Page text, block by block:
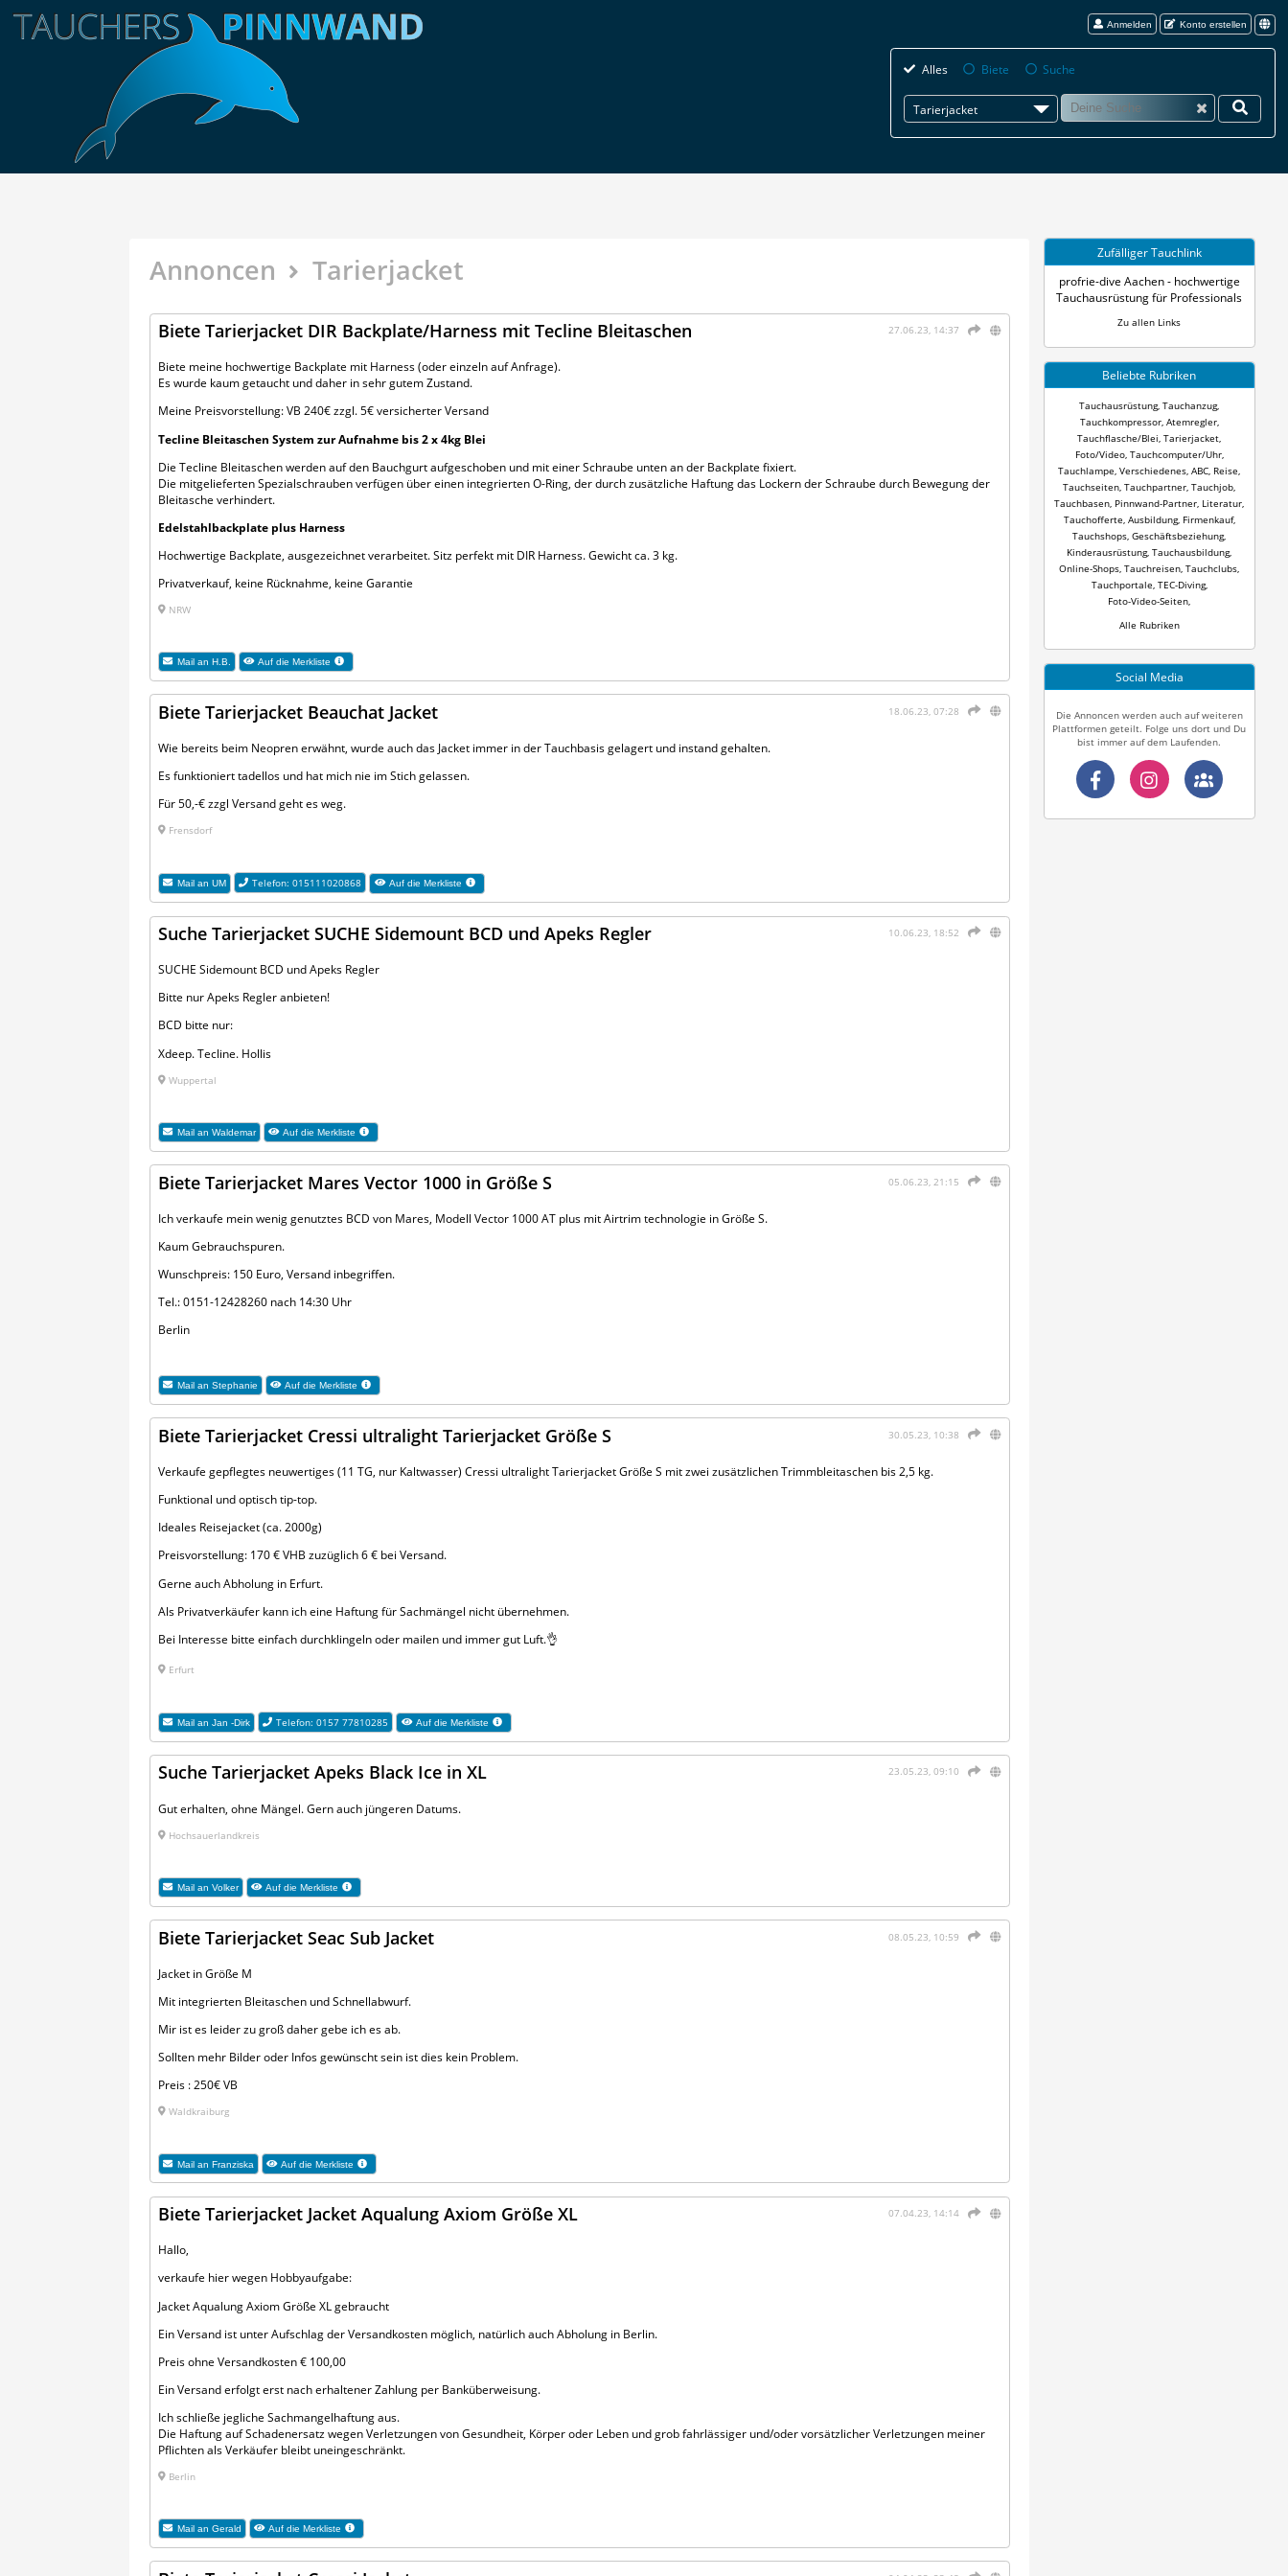
Anmelden Konto erstellen
Alles Biete Suche
Tarierjacket
Annoncen Tarierjacket
27.06.23, 14:37
Biete Tarierjacket DIR Backplate/Harness mit Tecline Bleitaschen
Biete meine hochwertige Backplate mit Harness (oder einzeln auf Anfrage).
Es wurde kaum getaucht und daher in sehr gutem Zustand.
Meine Preisvorstellung: VB 240€ zzgl. 5€ versicherter Versand
Tecline Bleitaschen System zur Aufnahme bis 2 x 4kg Blei
Die Tecline Bleitaschen werden auf den Bauchgurt aufgeschoben und mit einer Schraube unten an der Backplate fixiert.
Die mitgelieferten Spezialschrauben verfügen über einen integrierten O-Ring, der durch zusätzliche Haftung das Lockern der Schraube durch Bewegung der
Bleitasche verhindert.
Edelstahlbackplate plus Harness
Hochwertige Backplate, ausgezeichnet verarbeitet. Sitz perfekt mit DIR Harness. Gewicht ca. 3 kg.
Privatverkauf, keine Rücknahme, keine Garantie
NRW
Mail an H.B. Auf die Merkliste
18.06.23, 07:28
Biete Tarierjacket Beauchat Jacket
Wie bereits beim Neopren erwähnt, wurde auch das Jacket immer in der Tauchbasis gelagert und instand gehalten.
Es funktioniert tadellos und hat mich nie im Stich gelassen.
Für 50,-€ zzgl Versand geht es weg.
Frensdorf
Mail an UM Telefon: 015111020868 Auf die Merkliste
10.06.23, 18:52
Suche Tarierjacket SUCHE Sidemount BCD und Apeks Regler
SUCHE Sidemount BCD und Apeks Regler
Bitte nur Apeks Regler anbieten!
BCD bitte nur:
Xdeep. Tecline. Hollis
Wuppertal
Mail an Waldemar Auf die Merkliste
05.06.23, 21:15
Biete Tarierjacket Mares Vector 1000 in Größe S
Ich verkaufe mein wenig genutztes BCD von Mares, Modell Vector 1000 AT plus mit Airtrim technologie in Größe S.
Kaum Gebrauchspuren.
Wunschpreis: 150 Euro, Versand inbegriffen.
Tel.: 0151-12428260 nach 14:30 Uhr
Berlin
Mail an Stephanie Auf die Merkliste
30.05.23, 10:38
Biete Tarierjacket Cressi ultralight Tarierjacket Größe S
Verkaufe gepflegtes neuwertiges (11 TG, nur Kaltwasser) Cressi ultralight Tarierjacket Größe S mit zwei zusätzlichen Trimmbleitaschen bis 2,5 kg.
Funktional und optisch tip-top.
Ideales Reisejacket (ca. 2000g)
Preisvorstellung: 170 € VHB zuzüglich 6 € bei Versand.
Gerne auch Abholung in Erfurt.
Als Privatverkäufer kann ich eine Haftung für Sachmängel nicht übernehmen.
Bei Interesse bitte einfach durchklingeln oder mailen und immer gut Luft.👌
Erfurt
Mail an Jan -Dirk Telefon: 0157 77810285 Auf die Merkliste
23.05.23, 09:10
Suche Tarierjacket Apeks Black Ice in XL
Gut erhalten, ohne Mängel. Gern auch jüngeren Datums.
Hochsauerlandkreis
Mail an Volker Auf die Merkliste
08.05.23, 10:59
Biete Tarierjacket Seac Sub Jacket
Jacket in Größe M
Mit integrierten Bleitaschen und Schnellabwurf.
Mir ist es leider zu groß daher gebe ich es ab.
Sollten mehr Bilder oder Infos gewünscht sein ist dies kein Problem.
Preis : 250€ VB
Waldkraiburg
Mail an Franziska Auf die Merkliste
07.04.23, 14:14
Biete Tarierjacket Jacket Aqualung Axiom Größe XL
Hallo,
verkaufe hier wegen Hobbyaufgabe:
Jacket Aqualung Axiom Größe XL gebraucht
Ein Versand ist unter Aufschlag der Versandkosten möglich, natürlich auch Abholung in Berlin.
Preis ohne Versandkosten € 100,00
Ein Versand erfolgt erst nach erhaltener Zahlung per Banküberweisung.
Ich schließe jegliche Sach­mangelhaftung aus.
Die Haftung auf Schaden­ersatz wegen Verletzungen von Gesundheit, Körper oder Leben und grob fahr­lässiger und/oder vorsätzlicher Verletzungen meiner
Pflichten als Verkäufer bleibt uneinge­schränkt.
Berlin
Mail an Gerald Auf die Merkliste
Zufälliger Tauchlink
profrie-dive Aachen - hochwertige
Tauchausrüstung für Professionals
Zu allen Links
Beliebte Rubriken
Tauchausrüstung, Tauchanzug,
Tauchkompressor, Atemregler,
Tauchflasche/Blei Tarierjacket
Foto/Video, Tauchcomputer/Uhr,
Tauchlampe Verschiedenes ABC Reise
Tauchseiten Tauchpartner Tauchjob
Tauchbasen Pinnwand-Partner Literatur
Tauchofferte Ausbildung, Firmenkauf,
Tauchshops Geschäftsbeziehung,
Kinderausrüstung, Tauchausbildung,
Online-Shops Tauchreisen Tauchclubs
Tauchportale TEC-Diving,
Foto-Video-Seiten
Alle Rubriken
Social Media
Die Annoncen werden auch auf weiteren
Plattformen geteilt. Folge uns dort und Du
bist immer auf dem Laufenden.